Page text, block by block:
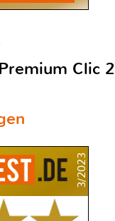
Clic 2
3/2023